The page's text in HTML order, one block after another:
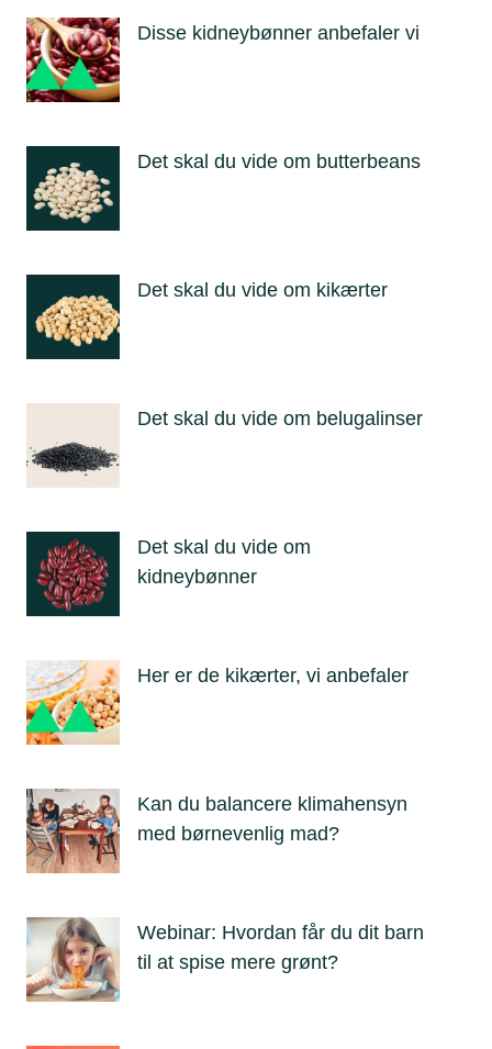
Disse kidneybønner anbefaler vi
Det skal du vide om butterbeans
Det skal du vide om kikærter
Det skal du vide om belugalinser
Det skal du vide om
kidneybønner
Her er de kikærter, vi anbefaler
Kan du balancere klimahensyn
med børnevenlig mad?
Webinar: Hvordan får du dit barn
til at spise mere grønt?